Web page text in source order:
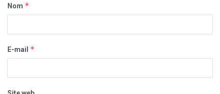
Nom *
E-mail *